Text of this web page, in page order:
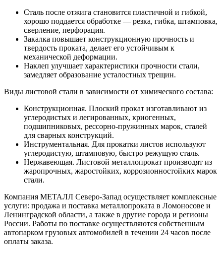
Сталь после отжига становится пластичной и гибкой,
хорошо поддается обработке — резка, гибка, штамповка,
сверление, перфорация.
Закалка повышает конструкционную прочность и
твердость проката, делает его устойчивым к
механической деформации.
Наклеп улучшает характеристики прочности стали,
замедляет образование усталостных трещин.
Виды листовой стали в зависимости от химического состава:
Конструкционная. Плоский прокат изготавливают из
углеродистых и легированных, криогенных,
подшипниковых, рессорно-пружинных марок, сталей
для сварных конструкций.
Инструментальная. Для прокатки листов используют
углеродистую, штамповую, быстро режущую сталь.
Нержавеющая. Листовой металлопрокат производят из
жаропрочных, жаростойких, коррозионностойких марок
стали.
Компания МЕТАЛЛ Северо-Запад осуществляет комплексные
услуги: продажа и поставка металлопроката в Ломоносове и
Ленинградской области, а также в другие города и регионы
России. Работы по поставке осуществляются собственным
автопарком грузовых автомобилей в течении 24 часов после
оплаты заказа.